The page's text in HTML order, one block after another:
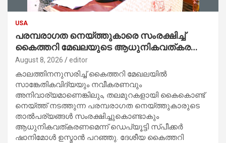
USA
പരമ്പരാഗത നെയ്ത്തുകാരെ സംരക്ഷിച്ച്
കൈത്തറി മേഖലയുടെ ആധുനികവത്കരണം
സാധ്യമാക്കും : ഡെപ്യൂട്ടി സ്പീക്കർ
August 8, 2026 editor
കാലത്തിനനുസരിച്ച് കൈത്തറി മേഖലയിൽ
സാങ്കേതികവിദ്യയും നവീകരണവും
അനിവാര്യമാണെങ്കിലും, തലമുറകളായി കൈകൊണ്ട്
നെയ്ത്ത് നടത്തുന്ന പരമ്പരാഗത നെയ്ത്തുകാരുടെ
താൽപര്യങ്ങൾ സംരക്ഷിച്ചുകൊണ്ടാകും
ആധുനികവത്കരണമെന്ന് ഡെപ്യൂട്ടി സ്പീക്കർ
ഷാനിമോൾ ഉസ്മാൻ പറഞ്ഞു. ദേശീയ കൈത്തറി